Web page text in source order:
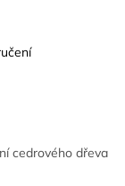
cedrového dřeva